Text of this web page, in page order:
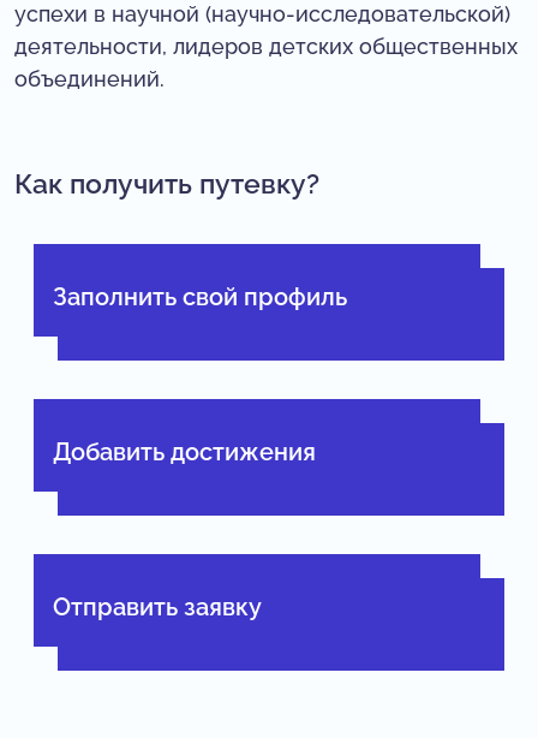
успехи в научной (научно-исследовательской)
деятельности, лидеров детских общественных
объединений.
Как получить путевку?
Заполнить свой профиль
Добавить достижения
Отправить заявку